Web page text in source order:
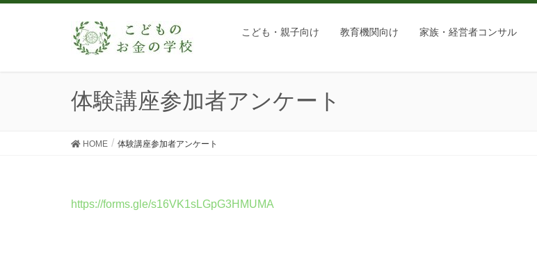
こども・親子向け 教育機関向け 家族・経営者コンサル
体験講座参加者アンケート
HOME 体験講座参加者アンケート
https://forms.gle/s16VK1sLGpG3HMUMA